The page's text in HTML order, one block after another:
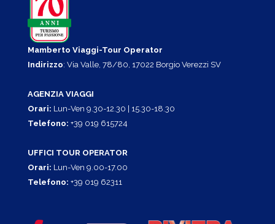
Mamberto Viaggi-Tour Operator
Indirizzo: Via Valle, 78/80, 17022 Borgio Verezzi SV
AGENZIA VIAGGI
Orari: Lun-Ven 9.30-12.30 | 15.30-18.30
Telefono: +39 019 615724
UFFICI TOUR OPERATOR
Orari: Lun-Ven 9.00-17.00
Telefono: +39 019 62311